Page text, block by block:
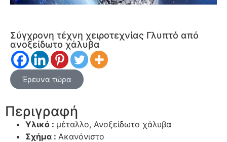
Σύγχρονη τέχνη χειροτεχνίας Γλυπτό από
ανοξείδωτο χάλυβα
Έρευνα τώρα
Περιγραφή
Υλικό : μέταλλο, Ανοξείδωτο χάλυβα
Σχήμα : Ακανόνιστο